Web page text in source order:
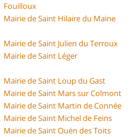
Fouilloux
Mairie de Saint Hilaire du Maine
Mairie de Saint Julien du Terroux
Mairie de Saint Léger
Mairie de Saint Loup du Gast
Mairie de Saint Mars sur Colmont
Mairie de Saint Martin de Connée
Mairie de Saint Michel de Feins
Mairie de Saint Ouën des Toits